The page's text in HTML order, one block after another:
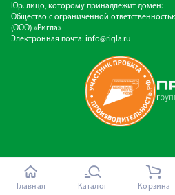
Юр. лицо, которому принадлежит домен:
Общество с ограниченной
(ООО) «Ригла»
Электронная почта: info@rigla.ru
Главная Каталог Корзина